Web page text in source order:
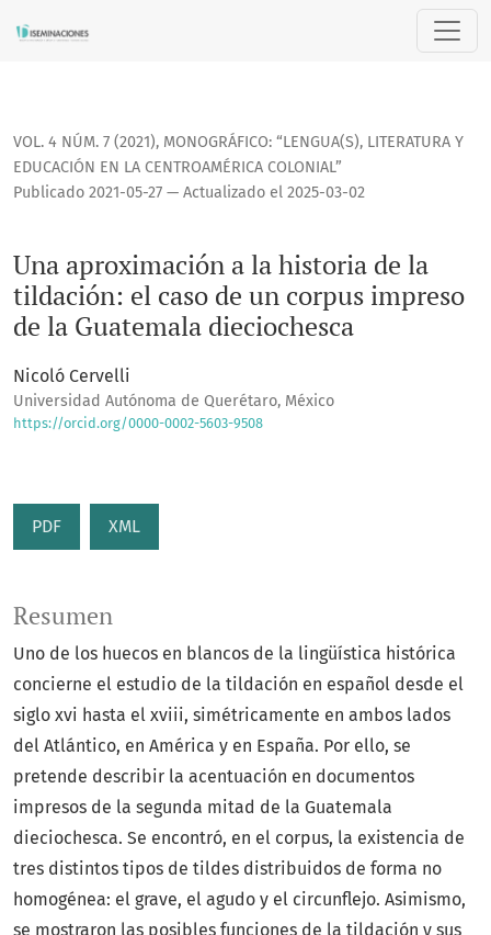
Una aproximación a la historia de la tildación: el caso de
VOL. 4 NÚM. 7 (2021), MONOGRÁFICO: “LENGUA(S), LITERATURA Y
EDUCACIÓN EN LA CENTROAMÉRICA COLONIAL”
Una aproximación a la historia de la
tildación: el caso de un corpus impreso
de la Guatemala dieciochesca
Publicado 2021-05-27 — Actualizado el 2025-03-02
Nicoló Cervelli
Universidad Autónoma de Querétaro, México
https://orcid.org/0000-0002-5603-9508
PDF XML
Resumen
Uno de los huecos en blancos de la lingüística histórica
concierne el estudio de la tildación en español desde el
siglo xvi hasta el xviii, simétricamente en ambos lados
del Atlántico, en América y en España. Por ello, se
pretende describir la acentuación en documentos
impresos de la segunda mitad de la Guatemala
dieciochesca. Se encontró, en el corpus, la existencia de
tres distintos tipos de tildes distribuidos de forma no
homogénea: el grave, el agudo y el circunflejo. Asimismo,
se mostraron las posibles funciones de la tildación y sus